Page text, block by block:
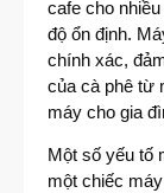
cafe cho
độ ổn định.
chính xác,
của cà phê từ
máy cho gia
Một số yếu tố
một chiếc